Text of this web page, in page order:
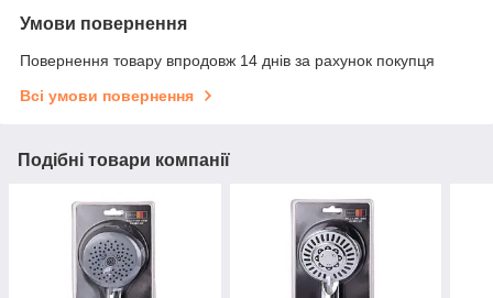
Умови повернення
Повернення товару впродовж 14 днів за рахунок покупця
Всі умови повернення
Подібні товари компанії